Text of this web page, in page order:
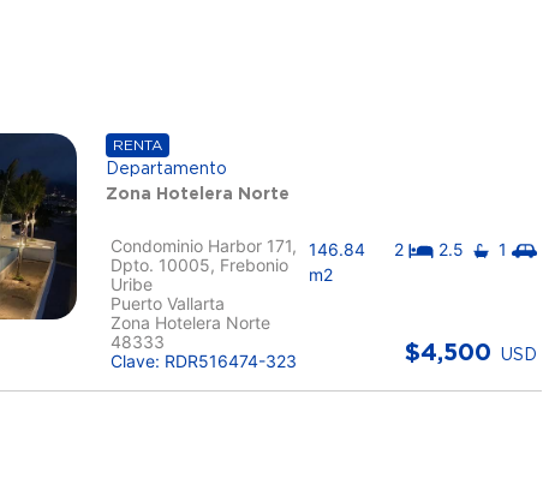
RENTA
Departamento
Zona Hotelera Norte
Condominio Harbor 171,
Dpto. 10005, Frebonio
Uribe
Puerto Vallarta
Zona Hotelera Norte
48333
Clave: RDR516474-323
146.84
m2
2 2.5 1
$4,500 USD